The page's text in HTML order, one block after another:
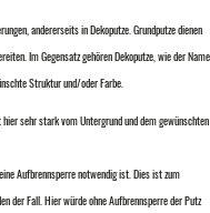
andererseits in Dekoputze. Grundputze dienen
Im Gegensatz gehören Dekoputze, wie der Name
Struktur und/oder Farbe.
hier sehr stark vom Untergrund und dem gewünschten
Aufbrennsperre notwendig ist. Dies ist zum
der Fall. Hier würde ohne Aufbrennsperre der Putz